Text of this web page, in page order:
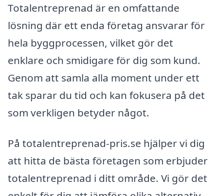
Totalentreprenad är en omfattande
lösning där ett enda företag ansvarar för
hela byggprocessen, vilket gör det
enklare och smidigare för dig som kund.
Genom att samla alla moment under ett
tak sparar du tid och kan fokusera på det
som verkligen betyder något.
På totalentreprenad-pris.se hjälper vi dig
att hitta de bästa företagen som erbjuder
totalentreprenad i ditt område. Vi gör det